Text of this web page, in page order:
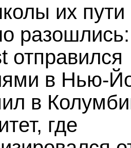
их пути
разошлись:
отправился
в Нью-
в
где